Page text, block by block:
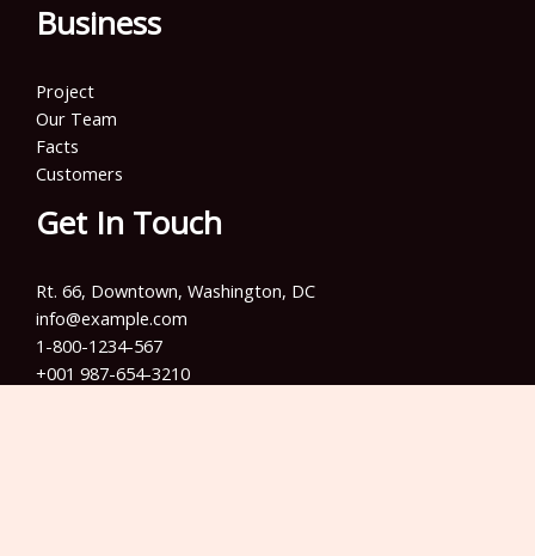
Business
Project
Our Team
Facts
Customers
Get In Touch
Rt. 66, Downtown, Washington, DC
info@example.com​
1-800-1234-567
+001 987-654-3210